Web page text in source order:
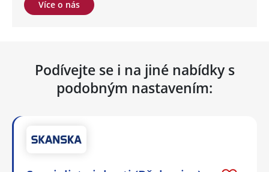
Více o nás
Podívejte se i na jiné nabídky s
podobným nastavením: